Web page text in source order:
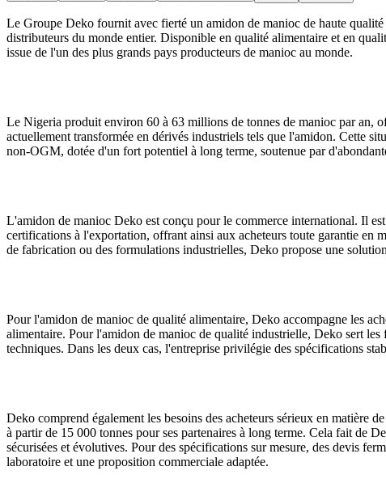
Le Groupe Deko fournit avec fierté un amidon de manioc de haute
distributeurs du monde entier. Disponible en qualité alimentaire et en
issue de l'un des plus grands pays producteurs de manioc au monde.
Le Nigeria produit environ 60 à 63 millions de tonnes de manioc par an,
actuellement transformée en dérivés industriels tels que l'amidon. Cette
non-OGM, dotée d'un fort potentiel à long terme, soutenue par
L'amidon de manioc Deko est conçu pour le commerce international. Il
certifications à l'exportation, offrant ainsi aux acheteurs toute garantie en
de fabrication ou des formulations industrielles, Deko propose une
Pour l'amidon de manioc de qualité alimentaire, Deko accompagne les
alimentaire. Pour l'amidon de manioc de qualité industrielle, Deko sert
techniques. Dans les deux cas, l'entreprise privilégie des spécifications
Deko comprend également les besoins des acheteurs sérieux en matière
à partir de 15 000 tonnes pour ses partenaires à long terme. Cela fait de
sécurisées et évolutives. Pour des spécifications sur mesure, des devis
laboratoire et une proposition commerciale adaptée.